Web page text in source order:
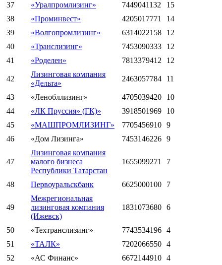
37
«Уралпромлизинг» 7449041132
15
38
«Проминвест» 4205017771
14
39
«Волгопромлизинг» 6314022158
12
40
«Транслизинг» 7453090333
12
41
«Роделен» 7813379412 12
42
Лизинговая компания
«Дельта»
2463057784 11
43 «Ленобллизинг» 4705039420
10
44
«ЛК Пруссия» (ГК)» 3918501969
10
45
«МАШПРОМЛИЗИНГ» 7705456910 9
46
«Дом Лизинга» 7453146226 9
47
Лизинговая компания
малого бизнеса
Республики Татарстан
1655099271 7
48 Первоуральскбанк 6625000100 7
49
Межрегиональная
лизинговая компания
(Ижевск)
1831073680 6
50 «Техтранслизинг» 7743534196 4
51
«ТАЛК» 7202066550 4
52
«АС Финанс» 6672144910 4